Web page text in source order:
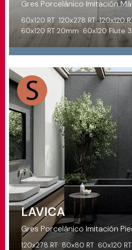
Gres Porcelánico Imitación
60x120 RT 120x278 RT 120x120
60x120 RT 20mm 60x120 Flute
LAVICA
Gres Porcelánico Imitación
120x278 RT 80x80 RT 60x120 RT